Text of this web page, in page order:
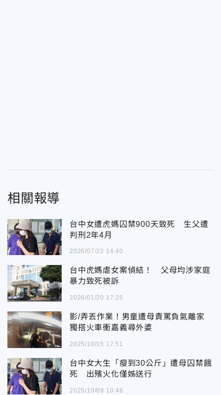
相關報導
台中女遭虎媽囚禁900天致死 生父遭
判刑2年4月
2026/07/22 14:40
台中虎媽虐女案偵結！ 父母均涉家庭
暴力致死被訴
2026/01/20 17:25
影/弄丟作業！男童遭母責罵負氣離家
獨搭火車衝嘉義尋外婆
2025/10/15 17:51
台中女大生「瘦到30公斤」遭母囚禁餓
死 出殯火化僅姊送行
2025/10/09 10:48